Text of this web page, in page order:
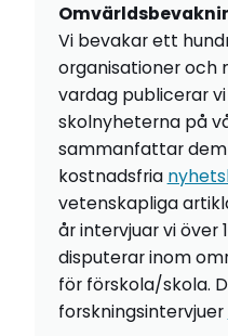
Vi bevakar ett
organisationer och
vardag publicerar
skolnyheterna på
sammanfattar
kostnadsfria
vetenskapliga
år intervjuar vi över
disputerar inom
för förskola/skola.
forskningsintervjuer